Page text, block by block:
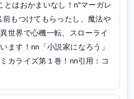
とはおかまいなし！n“マーガレ
前もつけてもらったし、魔法や
世界で心機一転、スローライ
ます！nn「小説家になろう」
カライズ第１巻！nn引用：コ